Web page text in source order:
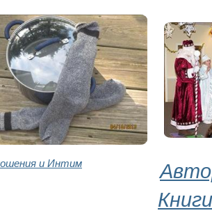
и Интим
Книги